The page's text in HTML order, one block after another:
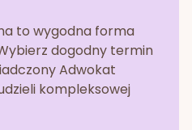
to wygodna forma
dogodny termin
Adwokat
kompleksowej